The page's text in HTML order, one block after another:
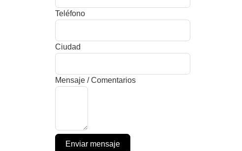
Teléfono
Ciudad
Mensaje / Comentarios
Enviar mensaje